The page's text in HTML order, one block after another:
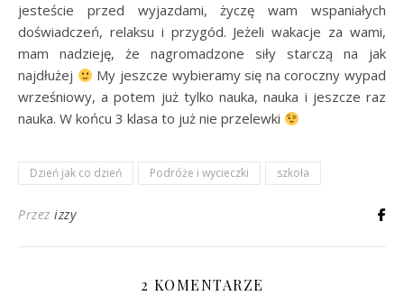
jesteście przed wyjazdami, życzę wam wspaniałych
doświadczeń, relaksu i przygód. Jeżeli wakacje za wami,
mam nadzieję, że nagromadzone siły starczą na jak
najdłużej
My jeszcze wybieramy się na coroczny wypad
wrześniowy, a potem już tylko nauka, nauka i jeszcze raz
nauka. W końcu 3 klasa to już nie przelewki
Dzień jak co dzień Podróże i wycieczki szkoła
Przez izzy
2 KOMENTARZE